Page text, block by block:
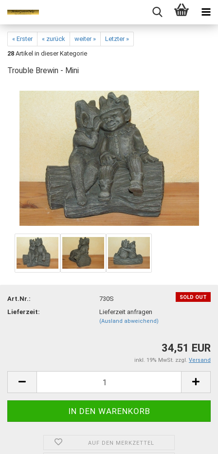
« Erster « zurück weiter »
Letzter »
28 Artikel in dieser Kategorie
Trouble Brewin - Mini
SOLD OUT
Art.Nr.:
730S
Lieferzeit:
Lieferzeit anfragen
(Ausland abweichend)
34,51 EUR
inkl. 19% MwSt. zzgl. Versand
AUF DEN MERKZETTEL